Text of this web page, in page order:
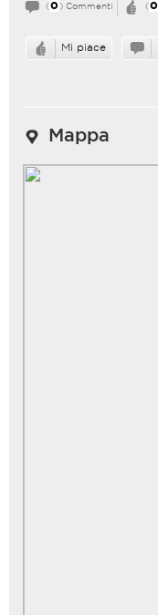
( 0 ) Commenti ( 0
Mi piace
Mappa